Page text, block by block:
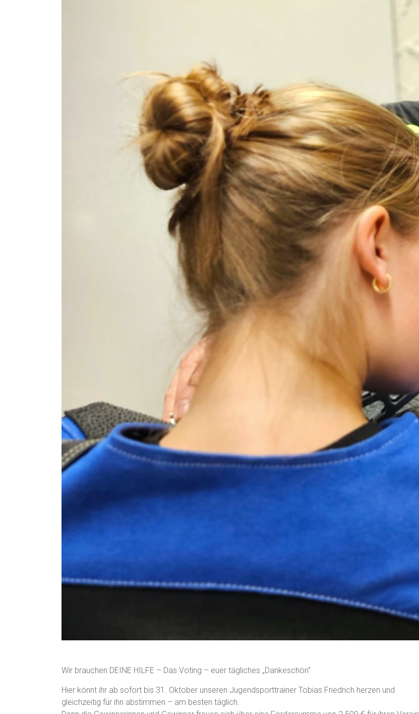
Wir brauchen DEINE HILFE – Das Voting – euer tägliches „Dankeschön“
Hier könnt ihr ab sofort bis 31. Oktober unseren Jugendsporttrainer Tobias Friedrich herzen und
gleichzeitig für ihn abstimmen – am besten täglich.